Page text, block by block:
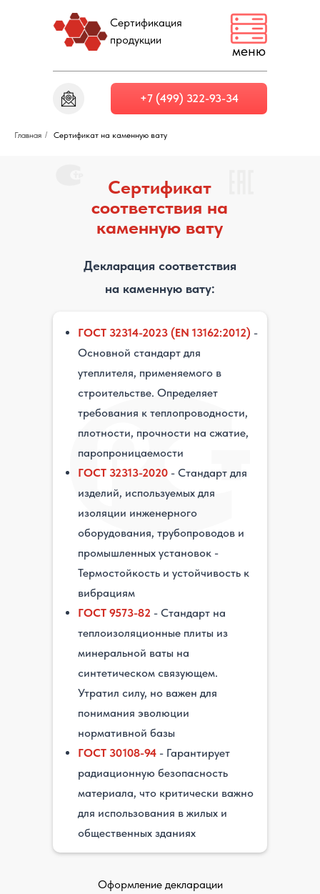
Сертификация
продукции
+7 (499) 322-93-34
меню
Главная / Сертификат на каменную вату
Оформление декларации
ГОСТ 32314-2023 (EN 13162:2012) -
Основной стандарт для
утеплителя, применяемого в
строительстве. Определяет
требования к теплопроводности,
плотности, прочности на сжатие,
паропроницаемости
ГОСТ 32313-2020 - Стандарт для
изделий, используемых для
изоляции инженерного
оборудования, трубопроводов и
промышленных установок -
Термостойкость и устойчивость к
вибрациям
ГОСТ 9573-82 - Стандарт на
теплоизоляционные плиты из
минеральной ваты на
синтетическом связующем.
Утратил силу, но важен для
понимания эволюции
нормативной базы
ГОСТ 30108-94 - Гарантирует
радиационную безопасность
материала, что критически важно
для использования в жилых и
общественных зданиях
Декларация соответствия
на каменную вату:
Сертификат
соответствия на
каменную вату